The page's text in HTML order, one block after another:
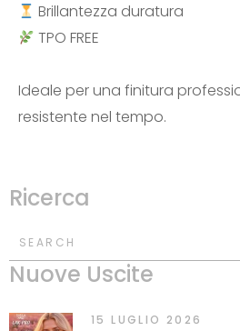
Brillantezza duratura
TPO FREE
Ideale per una finitura
resistente nel tempo.
Ricerca
SEARCH
Nuove Uscite
15 LUGLIO 2026